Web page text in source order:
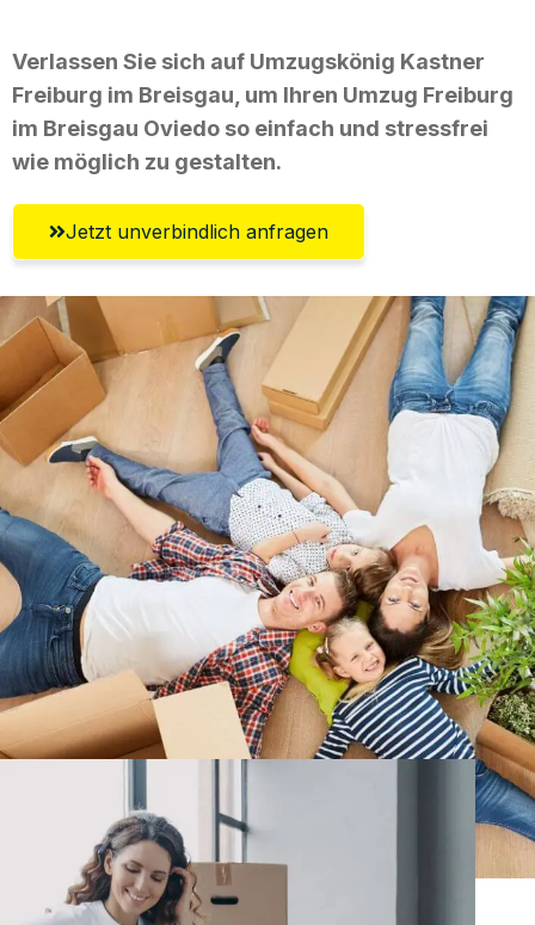
Verlassen Sie sich auf Umzugskönig Kastner
Freiburg im Breisgau, um Ihren Umzug Freiburg
im Breisgau Oviedo so einfach und stressfrei
wie möglich zu gestalten.
Jetzt unverbindlich anfragen